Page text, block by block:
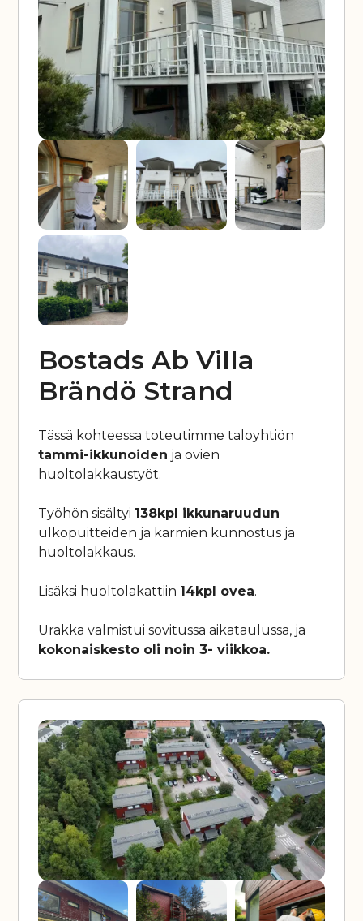
Bostads Ab Villa
Brändö Strand
Tässä kohteessa toteutimme taloyhtiön
tammi-ikkunoiden ja ovien
huoltolakkaustyöt.
Työhön sisältyi 138kpl ikkunaruudun
ulkopuitteiden ja karmien kunnostus ja
huoltolakkaus.
Lisäksi huoltolakattiin 14kpl ovea.
Urakka valmistui sovitussa aikataulussa, ja
kokonaiskesto oli noin 3- viikkoa.